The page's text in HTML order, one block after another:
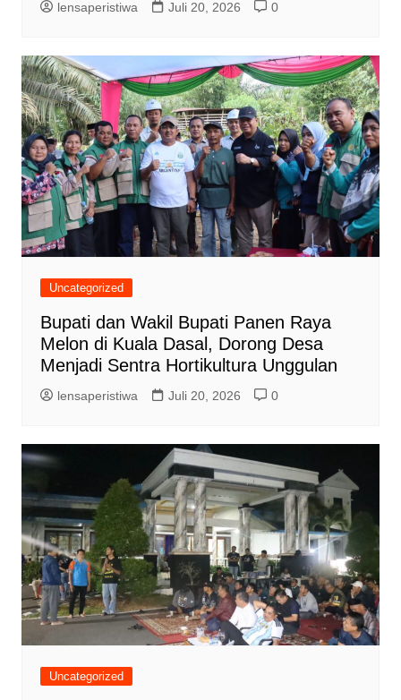
lensaperistiwa Juli 20, 2026 0
Uncategorized
Bupati dan Wakil Bupati Panen Raya
Melon di Kuala Dasal, Dorong Desa
Menjadi Sentra Hortikultura Unggulan
lensaperistiwa Juli 20, 2026 0
Uncategorized